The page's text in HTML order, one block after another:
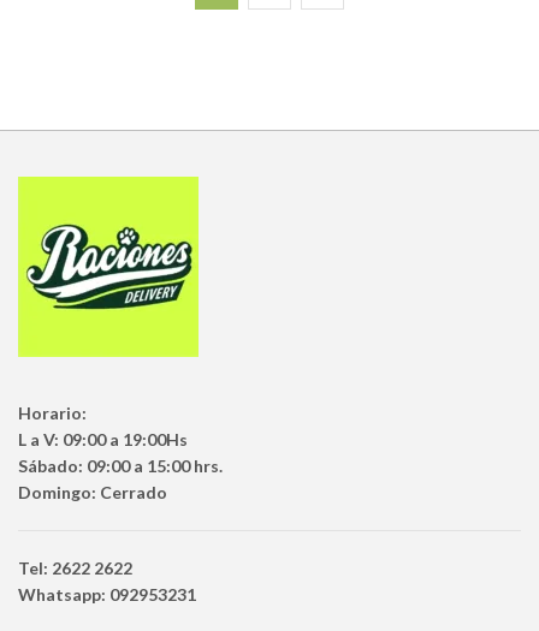
Horario:
L a V: 09:00 a 19:00Hs
Sábado: 09:00 a 15:00 hrs.
Domingo: Cerrado
Tel: 2622 2622
Whatsapp: 092953231